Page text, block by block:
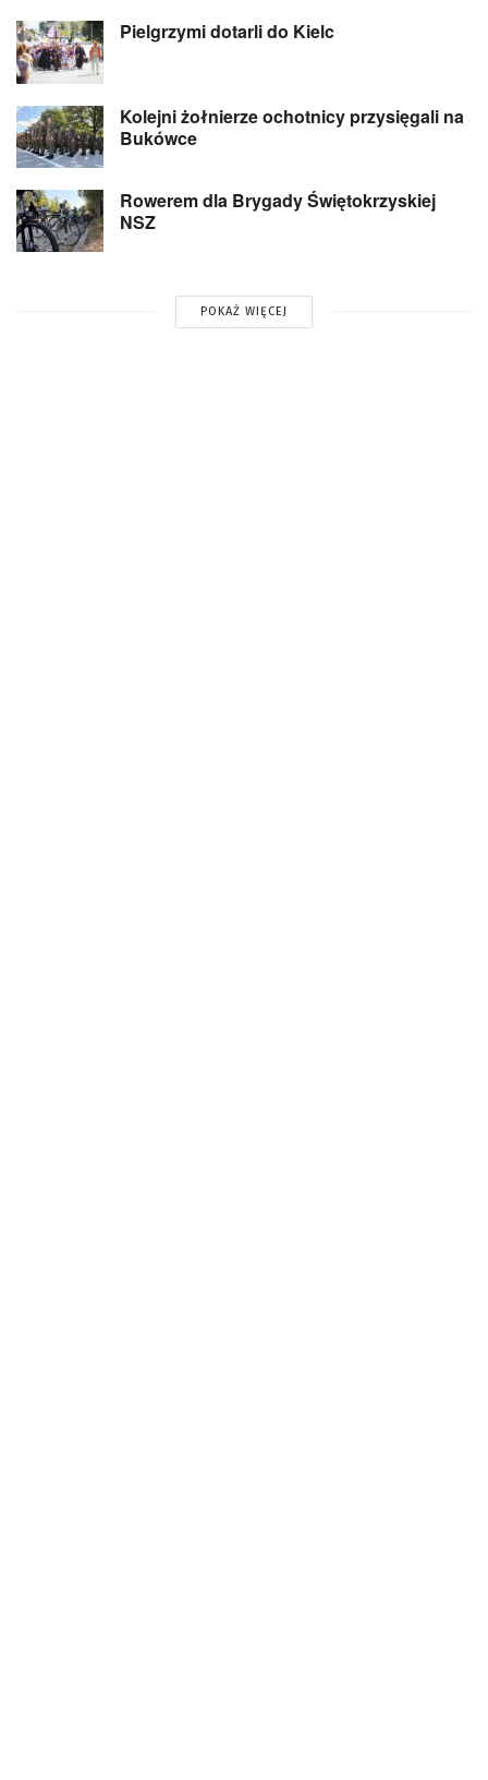
Pielgrzymi dotarli do Kielc
Kolejni żołnierze ochotnicy przysięgali na
Bukówce
Rowerem dla Brygady Świętokrzyskiej
NSZ
POKAŻ WIĘCEJ